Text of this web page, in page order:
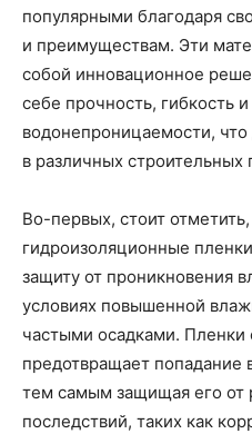
популярными благодаря
и преимуществам. Эти
собой инновационное
себе прочность, гибкость
водонепроницаемости,
в различных строительных
Во-первых, стоит
гидроизоляционные
защиту от проникновения
условиях повышенной
частыми осадками. Пленки
предотвращает попадание
тем самым защищая его от
последствий, таких как